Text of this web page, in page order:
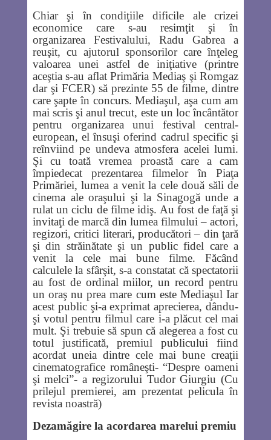
Chiar şi în condiţiile dificile ale crizei
economice care s-au resimţit şi în
organizarea Festivalului, Radu Gabrea a
reuşit, cu ajutorul sponsorilor care înţeleg
valoarea unei astfel de iniţiative (printre
aceştia s-au aflat Primăria Mediaş şi Romgaz
dar şi FCER) să prezinte 55 de filme, dintre
care şapte în concurs. Mediaşul, aşa cum am
mai scris şi anul trecut, este un loc încântător
pentru organizarea unui festival central-
european, el însuşi oferind cadrul specific şi
reînviind pe undeva atmosfera acelei lumi.
Şi cu toată vremea proastă care a cam
împiedecat prezentarea filmelor în Piaţa
Primăriei, lumea a venit la cele două săli de
cinema ale oraşului şi la Sinagogă unde a
rulat un ciclu de filme idiş. Au fost de faţă şi
invitaţi de marcă din lumea filmului – actori,
regizori, critici literari, producători – din ţară
şi din străinătate şi un public fidel care a
venit la cele mai bune filme. Făcând
calculele la sfârşit, s-a constatat că spectatorii
au fost de ordinal miilor, un record pentru
un oraş nu prea mare cum este Mediaşul Iar
acest public şi-a exprimat aprecierea, dându-
şi votul pentru filmul care i-a plăcut cel mai
mult. Şi trebuie să spun că alegerea a fost cu
totul justificată, premiul publicului fiind
acordat uneia dintre cele mai bune creaţii
cinematografice româneşti- “Despre oameni
şi melci”- a regizorului Tudor Giurgiu (Cu
prilejul premierei, am prezentat pelicula în
revista noastră)
Dezamăgire la acordarea marelui premiu